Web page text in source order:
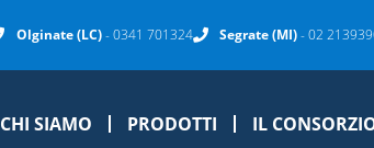
Olginate (LC)- 0341 701324 Segrate (MI)- 02
CHI SIAMO PRODOTTI IL